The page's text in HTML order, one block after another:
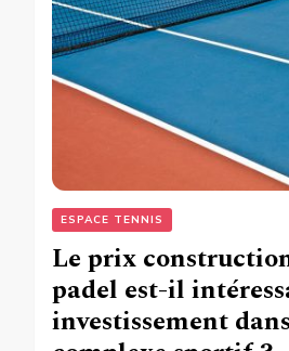
ESPACE TENNIS
Le prix
padel est-il
investissement